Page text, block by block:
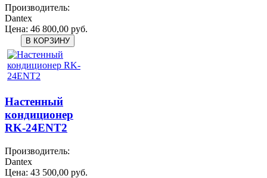
Производитель:
Dantex
Цена: 46 800,00 руб.
Настенный
кондиционер
RK-24ENT2
Производитель:
Dantex
Цена: 43 500,00 руб.